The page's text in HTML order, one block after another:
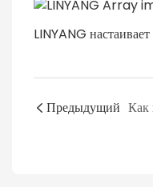
LINYANG
Предыдущий